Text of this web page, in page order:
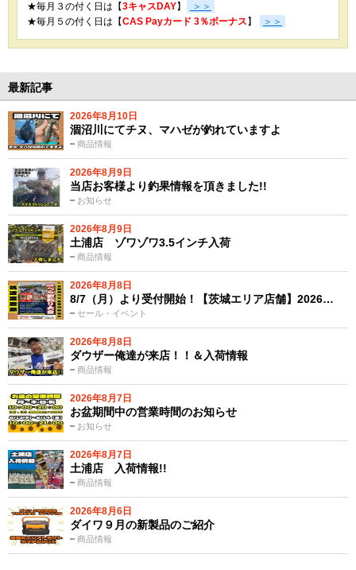
★毎月３の付く日は【3キャスDAY】
＞＞
★毎月５の付く日は【CAS Payカード 3％ボーナス 】 ＞＞
最新記事
2026年8月10日
商品情報
涸沼川にてチヌ、マハゼが釣れていますよ
2026年8月9日
お知らせ
当店お客様より釣果情報を頂きました!!
2026年8月9日
商品情報
土浦店 ゾワゾワ3.5インチ入荷
2026年8月8日
セール・イベント
8/7（月）より受付開始！【茨城エリア店舗】2026…
2026年8月8日
商品情報
ダウザー俺達が来店！！＆入荷情報
2026年8月7日
お知らせ
お盆期間中の営業時間のお知らせ
2026年8月7日
商品情報
土浦店 入荷情報!!
2026年8月6日
商品情報
ダイワ９月の新製品のご紹介